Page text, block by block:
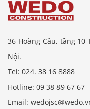
36 Hoàng Cầu, tầng
Nội.
Tel: 024. 38 16 8888
Hotline: 09 38 89 67 67
Email: